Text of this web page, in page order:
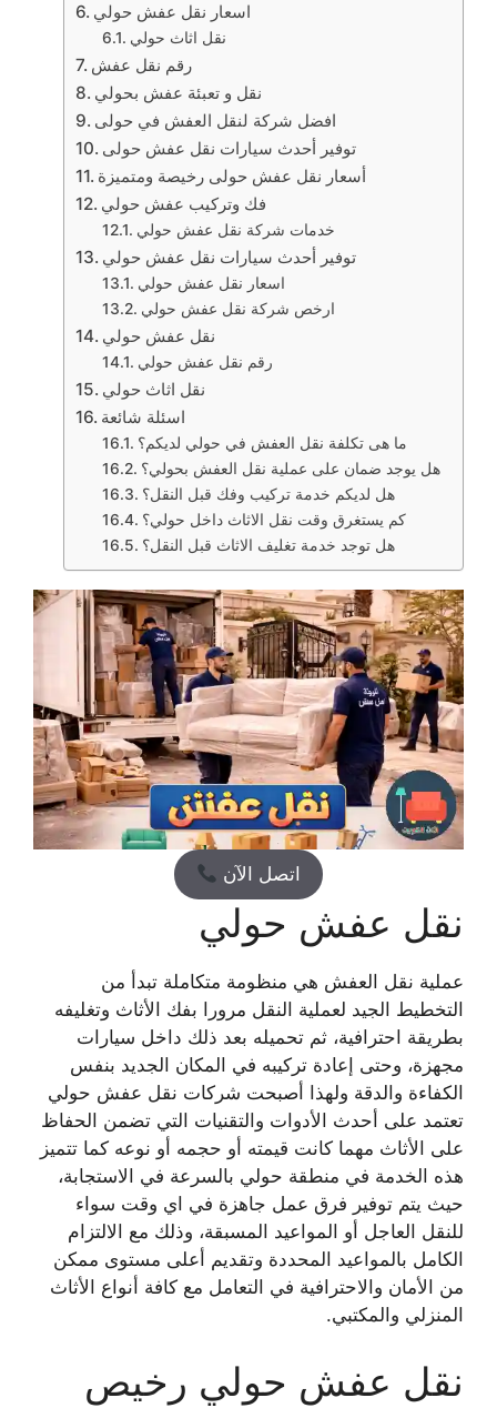
اسعار نقل عفش حولي
نقل اثاث حولي
رقم نقل عفش
نقل و تعبئة عفش بحولي
افضل شركة لنقل العفش في حولى
توفير أحدث سيارات نقل عفش حولى
أسعار نقل عفش حولى رخيصة ومتميزة
فك وتركيب عفش حولي
خدمات شركة نقل عفش حولي
توفير أحدث سيارات نقل عفش حولي
اسعار نقل عفش حولي
ارخص شركة نقل عفش حولي
نقل عفش حولي
رقم نقل عفش حولي
نقل اثاث حولي
اسئلة شائعة
ما هى تكلفة نقل العفش في حولي لديكم؟
هل يوجد ضمان على عملية نقل العفش بحولي؟
هل لديكم خدمة تركيب وفك قبل النقل؟
كم يستغرق وقت نقل الاثاث داخل حولي؟
هل توجد خدمة تغليف الاثاث قبل النقل؟
اتصل الآن
نقل عفش حولي
عملية نقل العفش هي منظومة متكاملة تبدأ من
التخطيط الجيد لعملية النقل مرورا بفك الأثاث وتغليفه
بطريقة احترافية، ثم تحميله بعد ذلك داخل سيارات
مجهزة، وحتى إعادة تركيبه في المكان الجديد بنفس
الكفاءة والدقة ولهذا أصبحت شركات نقل عفش حولي
تعتمد على أحدث الأدوات والتقنيات التي تضمن الحفاظ
على الأثاث مهما كانت قيمته أو حجمه أو نوعه كما تتميز
هذه الخدمة في منطقة حولي بالسرعة في الاستجابة،
حيث يتم توفير فرق عمل جاهزة في اي وقت سواء
للنقل العاجل أو المواعيد المسبقة، وذلك مع الالتزام
الكامل بالمواعيد المحددة وتقديم أعلى مستوى ممكن
من الأمان والاحترافية في التعامل مع كافة أنواع الأثاث
المنزلي والمكتبي.
نقل عفش حولي رخيص